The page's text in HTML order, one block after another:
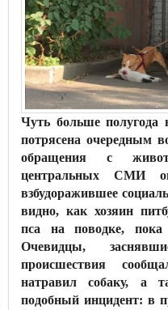
Чуть больше полугода
потрясена очередным
обращения с
центральных СМИ
взбудоражившее
видно, как хозяин
пса на поводке,
Очевидцы,
происшествия
натравил собаку, а
подобный инцидент: в